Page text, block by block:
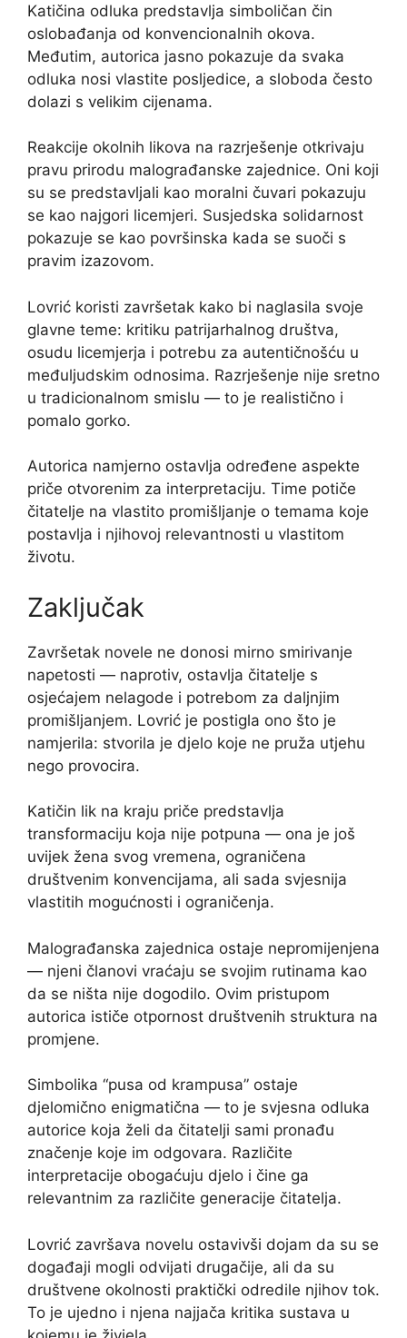
Katičina odluka predstavlja simboličan čin
oslobađanja od konvencionalnih okova.
Međutim, autorica jasno pokazuje da svaka
odluka nosi vlastite posljedice, a sloboda često
dolazi s velikim cijenama.
Reakcije okolnih likova na razrješenje otkrivaju
pravu prirodu malograđanske zajednice. Oni koji
su se predstavljali kao moralni čuvari pokazuju
se kao najgori licemjeri. Susjedska solidarnost
pokazuje se kao površinska kada se suoči s
pravim izazovom.
Lovrić koristi završetak kako bi naglasila svoje
glavne teme: kritiku patrijarhalnog društva,
osudu licemjerja i potrebu za autentičnošću u
međuljudskim odnosima. Razrješenje nije sretno
u tradicionalnom smislu — to je realistično i
pomalo gorko.
Autorica namjerno ostavlja određene aspekte
priče otvorenim za interpretaciju. Time potiče
čitatelje na vlastito promišljanje o temama koje
postavlja i njihovoj relevantnosti u vlastitom
životu.
Zaključak
Završetak novele ne donosi mirno smirivanje
napetosti — naprotiv, ostavlja čitatelje s
osjećajem nelagode i potrebom za daljnjim
promišljanjem. Lovrić je postigla ono što je
namjerila: stvorila je djelo koje ne pruža utjehu
nego provocira.
Katičin lik na kraju priče predstavlja
transformaciju koja nije potpuna — ona je još
uvijek žena svog vremena, ograničena
društvenim konvencijama, ali sada svjesnija
vlastitih mogućnosti i ograničenja.
Malograđanska zajednica ostaje nepromijenjena
— njeni članovi vraćaju se svojim rutinama kao
da se ništa nije dogodilo. Ovim pristupom
autorica ističe otpornost društvenih struktura na
promjene.
Simbolika “pusa od krampusa” ostaje
djelomično enigmatična — to je svjesna odluka
autorice koja želi da čitatelji sami pronađu
značenje koje im odgovara. Različite
interpretacije obogaćuju djelo i čine ga
relevantnim za različite generacije čitatelja.
Lovrić završava novelu ostavivši dojam da su se
događaji mogli odvijati drugačije, ali da su
društvene okolnosti praktički odredile njihov tok.
To je ujedno i njena najjača kritika sustava u